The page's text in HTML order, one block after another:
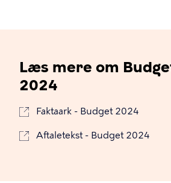
Læs mere om
2024
Faktaark - Budget 2024
Aftaletekst - Budget 2024